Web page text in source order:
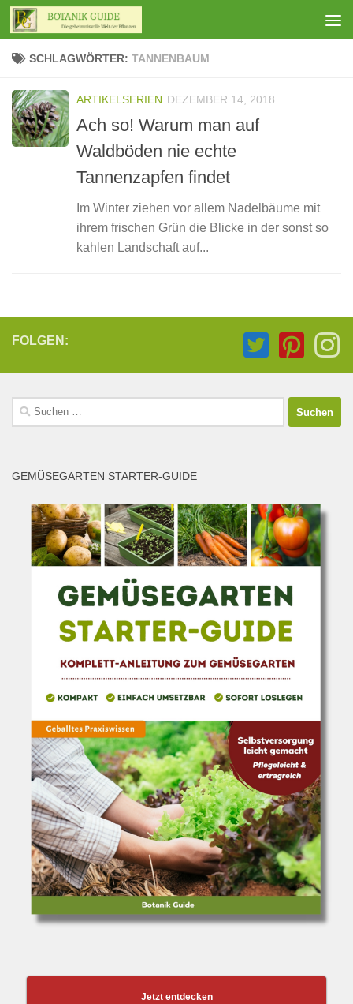
Zum Inhalt springen
SCHLAGWÖRTER: TANNENBAUM
ARTIKELSERIEN DEZEMBER 14, 2018
Ach so! Warum man auf
Waldböden nie echte
Tannenzapfen findet
Im Winter ziehen vor allem Nadelbäume mit
ihrem frischen Grün die Blicke in der sonst so
kahlen Landschaft auf...
FOLGEN:
Suchen
nach:
GEMÜSEGARTEN STARTER-GUIDE
Jetzt entdecken